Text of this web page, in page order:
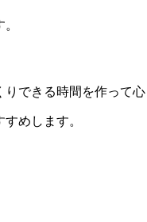
できる時間を作って心
めします。